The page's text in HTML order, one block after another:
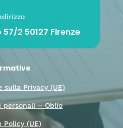
2 50127 Firenze
sulla Privacy (UE)
personali – Oblio
Policy (UE)